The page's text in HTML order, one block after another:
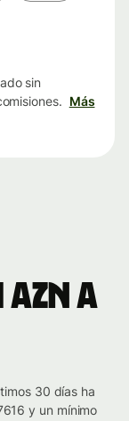
sin
Más
a
30 días ha
y un mínimo